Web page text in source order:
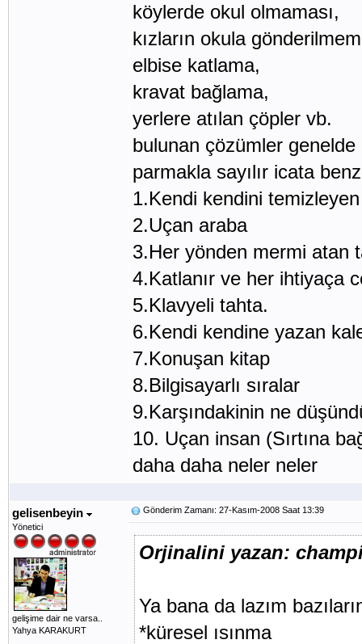
köylerde okul olmaması,
kızların okula
elbise katlama,
kravat bağlama,
yerlere atılan çöpler vb.
bulunan çözümler
parmakla sayılır icata
1.Kendi kendini
2.Uçan araba
3.Her yönden mermi atan
4.Katlanır ve her ihtiyaça
5.Klavyeli tahta.
6.Kendi kendine yazan
7.Konuşan kitap
8.Bilgisayarlı sıralar
9.Karşındakinin ne
10. Uçan insan (Sırtına
daha daha neler neler
gelisenbeyin
Yönetici
gelişime dair ne varsa..
Yahya KARAKURT
Gönderim Zamanı: 27-Kasım-2008 Saat 13:39
Orjinalini yazan:
Ya bana da lazım
*küresel ısınma